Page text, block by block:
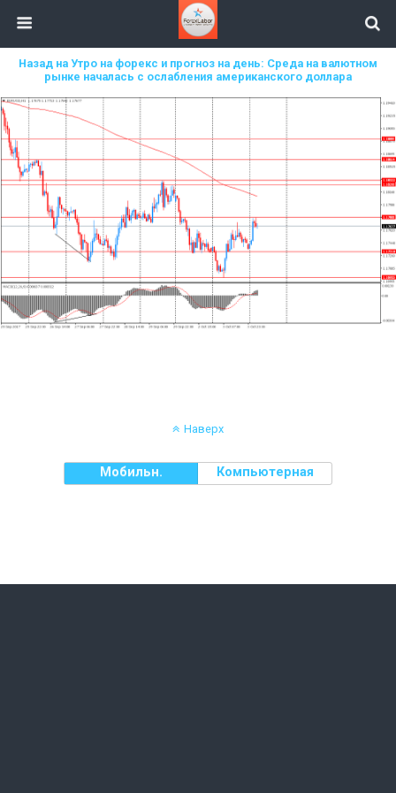
Назад на Утро на форекс и прогноз на день: Среда на валютном
рынке началась с ослабления американского доллара
Наверх
Мобильн. Компьютерная